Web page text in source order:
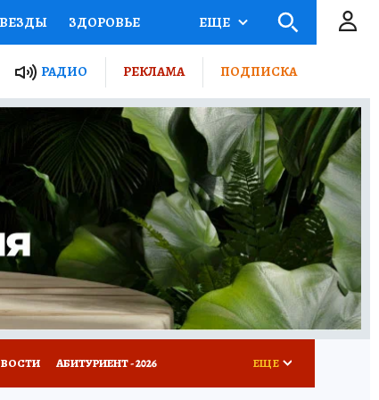
ЗДОРОВЬЕ
ПУТЕВОДИТЕЛЬ
ТУРИЗМ
ВСЕ О КП
ЕЩЕ
РАДИО РЕКЛАМА ПОДПИСКА
АБИТУРИЕНТ - 2026 ЕЩЕ